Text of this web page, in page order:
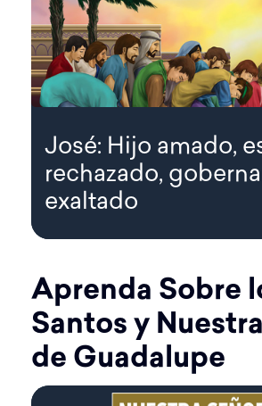
José: Hijo amado,
rechazado,
exaltado
Aprenda Sobre
Santos y
de Guadalupe